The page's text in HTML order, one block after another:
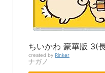
ちいかわ 豪華版 3(
created by Rinker
ナガノ